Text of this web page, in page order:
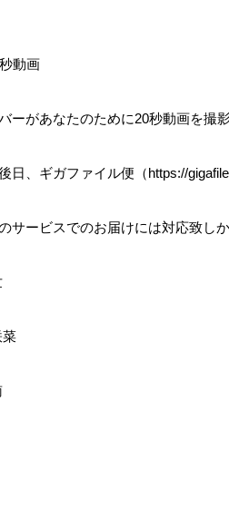
秒動画
ーがあなたのために20秒動画を撮
日、ギガファイル便（https://
サービスでのお届けには対応致し
菜